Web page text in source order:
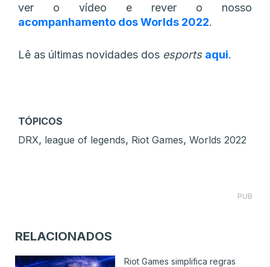
ver o vídeo e rever o nosso
acompanhamento dos Worlds 2022.
Lê as últimas novidades dos esports aqui.
TÓPICOS
DRX, league of legends, Riot Games, Worlds 2022
PUB
RELACIONADOS
Riot Games simplifica regras